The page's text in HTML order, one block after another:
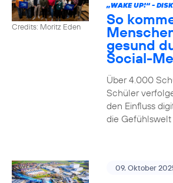
Credits: Moritz Eden
„WAKE UP!“ -
So
gesund
Social-
Über 4.000
Schüler
den Einfluss
die
09. Oktober